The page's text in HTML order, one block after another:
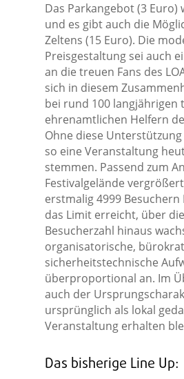
Das Parkangebot (3
und es gibt auch die
Zeltens (15 Euro). Die
Preisgestaltung sei auch
an die treuen Fans des
sich in diesem
bei rund 100 langjährigen
ehrenamtlichen Helfern
Ohne diese Unterstützung
so eine Veranstaltung
stemmen. Passend zum
Festivalgelände
erstmalig 4999 Besuchern
das Limit erreicht, über
Besucherzahl hinaus
organisatorische,
sicherheitstechnische
überproportional an. Im
auch der
ursprünglich als lokal
Veranstaltung erhalten
Das bisherige Line Up: